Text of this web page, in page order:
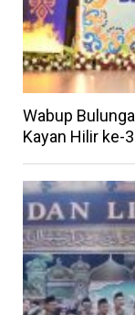
Wabup
Kayan Hilir ke-